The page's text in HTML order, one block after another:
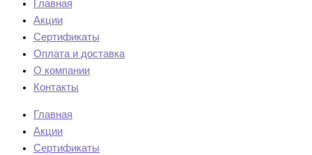
Главная
Акции
Сертификаты
Оплата и доставка
О компании
Контакты
Главная
Акции
Сертификаты